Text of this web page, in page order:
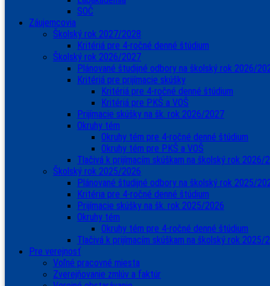
SOČ
Záujemcovia
Školský rok 2027/2028
Kritériá pre 4-ročné denné štúdium
Školský rok 2026/2027
Plánované študijné odbory na školský rok 2026/
Kritériá pre prijímacie skúšky
Kritériá pre 4-ročné denné štúdium
Kritériá pre PKŠ a VOŠ
Prijímacie skúšky na šk. rok 2026/2027
Okruhy tém
Okruhy tém pre 4-ročné denné štúdium
Okruhy tém pre PKŠ a VOŠ
Tlačivá k prijímacím skúškam na školský rok 2026/
Školský rok 2025/2026
Plánované študijné odbory na školský rok 2025/
Kritéria pre 4-ročné denné štúdium
Prijímacie skúšky na šk. rok 2025/2026
Okruhy tém
Okruhy tém pre 4-ročné denné štúdium
Tlačivá k prijímacím skúškam na školský rok 2025/
Pre verejnosť
Voľné pracovné miesta
Zverejňovanie zmlúv a faktúr